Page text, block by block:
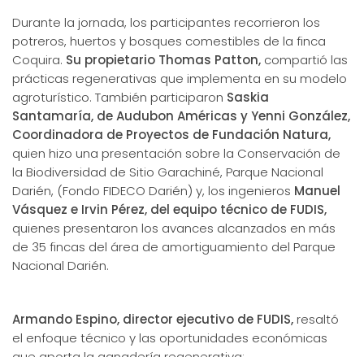
Durante la jornada, los participantes recorrieron los
potreros, huertos y bosques comestibles de la finca
Coquira. Su propietario Thomas Patton, compartió las
prácticas regenerativas que implementa en su modelo
agroturístico. También participaron Saskia
Santamaría, de Audubon Américas y Yenni González,
Coordinadora de Proyectos de Fundación Natura,
quien hizo una presentación sobre la Conservación de
la Biodiversidad de Sitio Garachiné, Parque Nacional
Darién, (Fondo FIDECO Darién) y, los ingenieros Manuel
Vásquez e Irvin Pérez, del equipo técnico de FUDIS,
quienes presentaron los avances alcanzados en más
de 35 fincas del área de amortiguamiento del Parque
Nacional Darién.
Armando Espino, director ejecutivo de FUDIS,resaltó
el enfoque técnico y las oportunidades económicas